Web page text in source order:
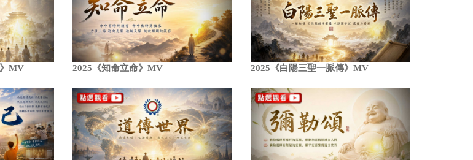
MV 2025《知命立命》MV 2025《白陽三聖一脈傳》MV